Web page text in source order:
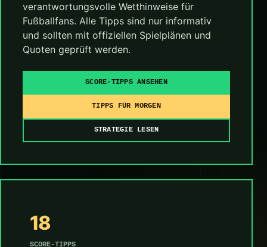
verantwortungsvolle Wetthinweise für
Fußballfans. Alle Tipps sind nur informativ
und sollten mit offiziellen Spielplänen und
Quoten geprüft werden.
SCORE-TIPPS ANSEHEN
TIPPS FÜR MORGEN
STRATEGIE LESEN
18
SCORE-TIPPS